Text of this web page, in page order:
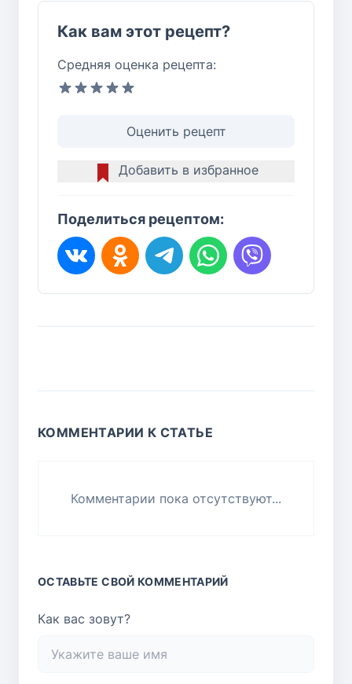
Как вам этот рецепт?
Средняя оценка рецепта:
Оценить рецепт
Добавить в избранное
Поделиться рецептом:
КОММЕНТАРИИ К СТАТЬЕ
Комментарии пока отсутствуют...
ОСТАВЬТЕ СВОЙ КОММЕНТАРИЙ
Как вас зовут?